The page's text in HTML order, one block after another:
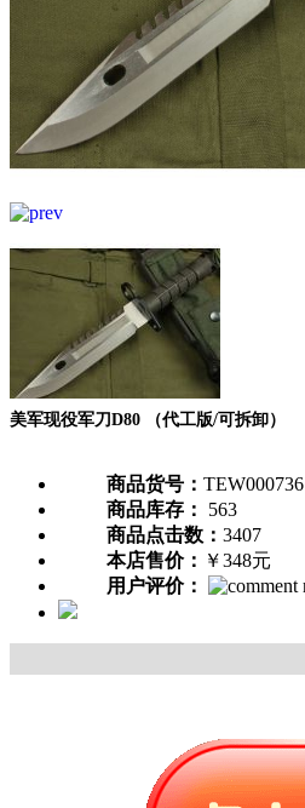
美军现役军刀D80 （代工版/可拆卸）
商品货号： TEW000736
商品库存：
563
商品点击数： 3407
本店售价： ￥348元
用户评价：